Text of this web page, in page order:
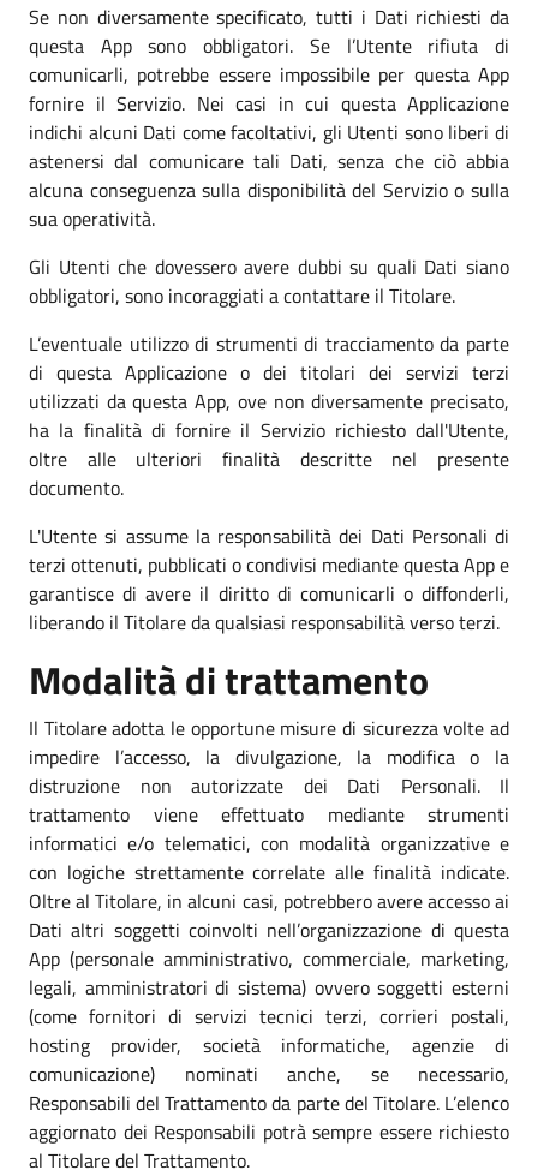
Se non diversamente specificato, tutti i Dati richiesti da
questa App sono obbligatori. Se l’Utente rifiuta di
comunicarli, potrebbe essere impossibile per questa App
fornire il Servizio. Nei casi in cui questa Applicazione
indichi alcuni Dati come facoltativi, gli Utenti sono liberi di
astenersi dal comunicare tali Dati, senza che ciò abbia
alcuna conseguenza sulla disponibilità del Servizio o sulla
sua operatività.
Gli Utenti che dovessero avere dubbi su quali Dati siano
obbligatori, sono incoraggiati a contattare il Titolare.
L’eventuale utilizzo di strumenti di tracciamento da parte
di questa Applicazione o dei titolari dei servizi terzi
utilizzati da questa App, ove non diversamente precisato,
ha la finalità di fornire il Servizio richiesto dall'Utente,
oltre alle ulteriori finalità descritte nel presente
documento.
L'Utente si assume la responsabilità dei Dati Personali di
terzi ottenuti, pubblicati o condivisi mediante questa App e
garantisce di avere il diritto di comunicarli o diffonderli,
liberando il Titolare da qualsiasi responsabilità verso terzi.
Modalità di trattamento
Il Titolare adotta le opportune misure di sicurezza volte ad
impedire l’accesso, la divulgazione, la modifica o la
distruzione non autorizzate dei Dati Personali. Il
trattamento viene effettuato mediante strumenti
informatici e/o telematici, con modalità organizzative e
con logiche strettamente correlate alle finalità indicate.
Oltre al Titolare, in alcuni casi, potrebbero avere accesso ai
Dati altri soggetti coinvolti nell’organizzazione di questa
App (personale amministrativo, commerciale, marketing,
legali, amministratori di sistema) ovvero soggetti esterni
(come fornitori di servizi tecnici terzi, corrieri postali,
hosting provider, società informatiche, agenzie di
comunicazione) nominati anche, se necessario,
Responsabili del Trattamento da parte del Titolare. L’elenco
aggiornato dei Responsabili potrà sempre essere richiesto
al Titolare del Trattamento.